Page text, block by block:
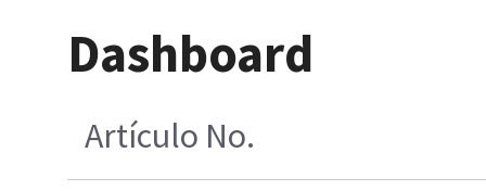
Dashboard
Artículo No.